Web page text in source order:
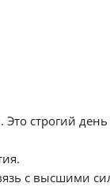
строгий день
с высшими